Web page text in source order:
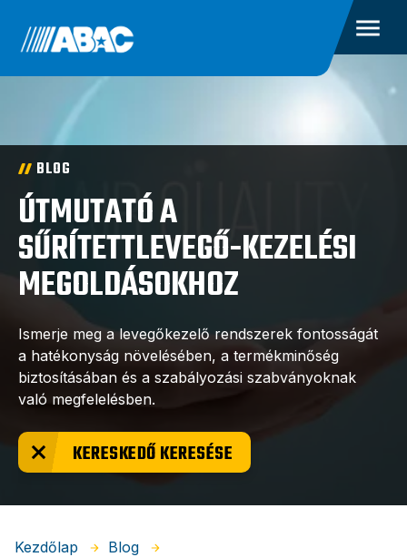
BLOG
ÚTMUTATÓ A
SŰRÍTETTLEVEGŐ-KEZELÉSI
MEGOLDÁSOKHOZ
Ismerje meg a levegőkezelő rendszerek fontosságát
a hatékonyság növelésében, a termékminőség
biztosításában és a szabályozási szabványoknak
való megfelelésben.
KERESKEDŐ KERESÉSE
Kezdőlap
Blog